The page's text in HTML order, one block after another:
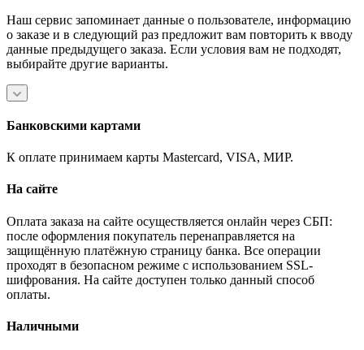
Наш сервис запоминает данные о пользователе, информацию
о заказе и в следующий раз предложит вам повторить к вводу
данные предыдущего заказа. Если условия вам не подходят,
выбирайте другие варианты.
Банковскими картами
К оплате принимаем карты Mastercard, VISA, МИР.
На сайте
Оплата заказа на сайте осуществляется онлайн через СБП:
после оформления покупатель перенаправляется на
защищённую платёжную страницу банка. Все операции
проходят в безопасном режиме с использованием SSL-
шифрования. На сайте доступен только данный способ
оплаты.
Наличными